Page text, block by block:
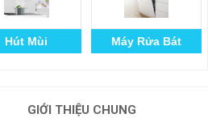
Hút Mùi Máy Rửa Bát
GIỚI THIỆU CHUNG